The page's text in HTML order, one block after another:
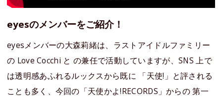
eyesのメンバーをご紹介！
eyesメンバーの大森莉緒は、ラストアイドルファミリー
の Love Cocchi と の兼任で活動していますが、SNS 上で
は透明感あふれるルックスから既に 「天使!」と評される
ことも多く、今回の「天使かよ!RECORDS」からの 第一